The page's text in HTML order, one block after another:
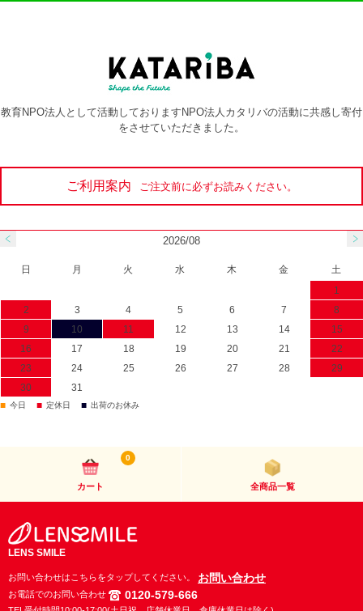
教育NPO法人として活動しておりますNPO法人カタリバの活動に共感し寄付
をさせていただきました。
ご利用案内 ご注文前に必ずお読みください。
2026/08
日 月 火 水 木 金
土
1
2
3 4 5 6 7
8
9
10 11 12 13 14
15
16
17 18 19 20 21
22
23
24 25 26 27 28
29
30
31
■ 今日 ■ 定休日 ■ 出荷のお休み
カート
0
全商品一覧
LENS SMILE
お問い合わせはこちらをタップしてください。 お問い合わせ
お電話でのお問い合わせ 0120-579-666